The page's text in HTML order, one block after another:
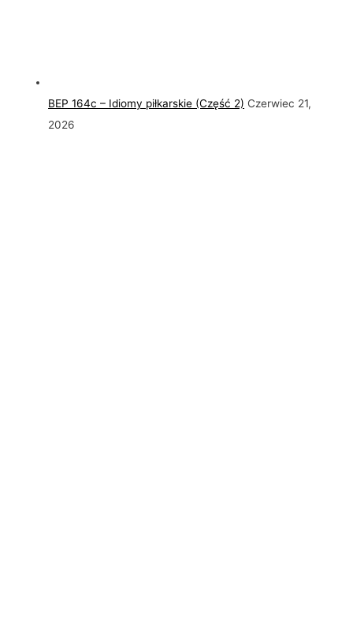
BEP 164c – Idiomy piłkarskie (Część 2) Czerwiec 21,
2026